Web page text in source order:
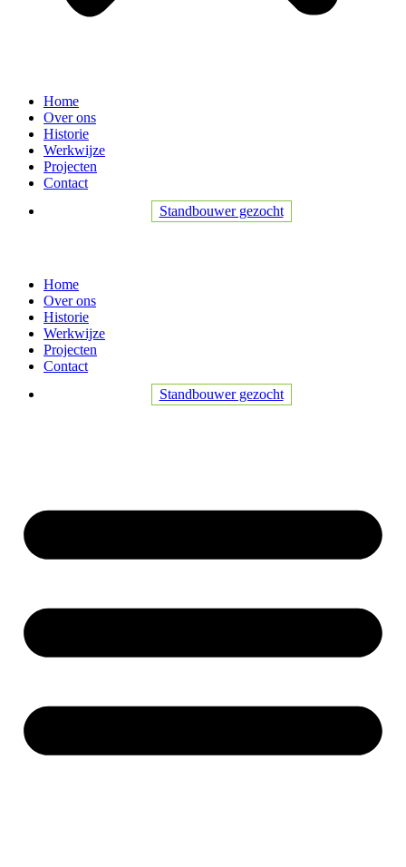
Home
Over ons
Historie
Werkwijze
Projecten
Contact
Standbouwer gezocht
Home
Over ons
Historie
Werkwijze
Projecten
Contact
Standbouwer gezocht